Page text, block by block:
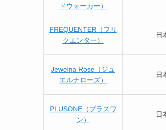
ドウォーカー）
FREQUENTER（フリ
クエンター）
日
Jewelna Rose（ジュ
エルナローズ）
日
PLUSONE（プラスワ
ン）
日